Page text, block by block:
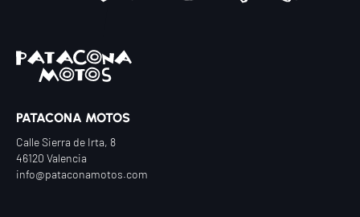
Ventas
Asesor comercial
Servicio técnico
PATACONA MOTOS
Calle Sierra de Irta, 8
46120 Valencia
info@pataconamotos.com